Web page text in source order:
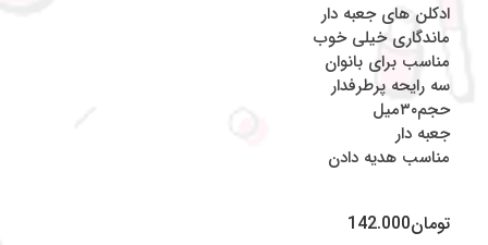
ادکلن های جعبه دار
ماندگاری خیلی خوب
مناسب برای بانوان
سه رایحه پرطرفدار
حجم۳۰میل
جعبه دار
مناسب هدیه دادن
تومان142.000